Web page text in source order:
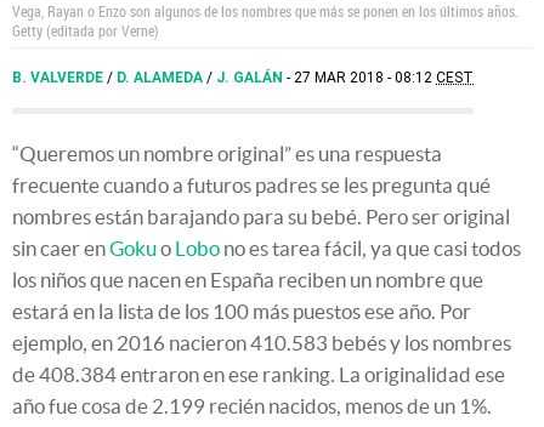
Vega, Rayan o Enzo son algunos de los nombres que más se ponen en los últimos años.
Getty (editada por Verne)
B. VALVERDE / D. ALAMEDA / J. GALÁN 27 MAR 2018 - 08:12 CEST
“Queremos un nombre original” es una respuesta
frecuente cuando a futuros padres se les pregunta qué
nombres están barajando para su bebé. Pero ser original
sin caer enGokuo Lobo no es tarea fácil, ya que casi todos
los niños que nacen en España reciben un nombre que
estará en la lista de los 100 más puestos ese año. Por
ejemplo, en 2016 nacieron 410.583 bebés y los nombres
de 408.384 entraron en ese ranking. La originalidad ese
año fue cosa de 2.199 recién nacidos, menos de un 1%.